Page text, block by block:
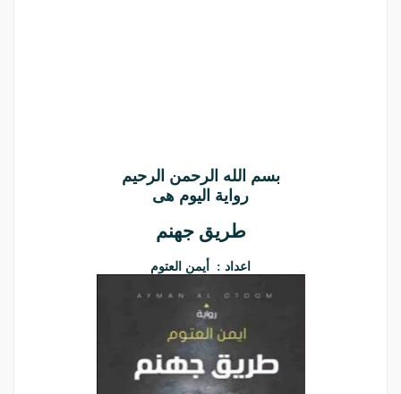
بسم الله الرحمن الرحيم
رواية اليوم هى
طريق جهنم
اعداد : أيمن العتوم